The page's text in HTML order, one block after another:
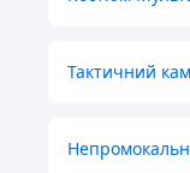
Тактичний